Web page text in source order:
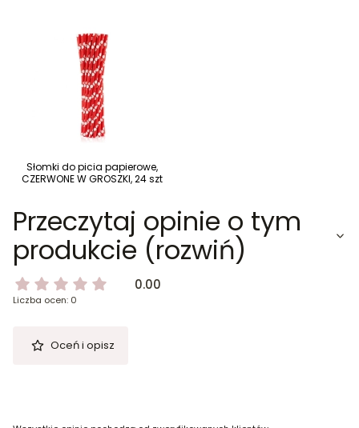
Słomki do picia papierowe,
CZERWONE W GROSZKI, 24 szt
Przeczytaj opinie o tym
produkcie (rozwiń)
0.00
Liczba ocen: 0
Oceń i opisz